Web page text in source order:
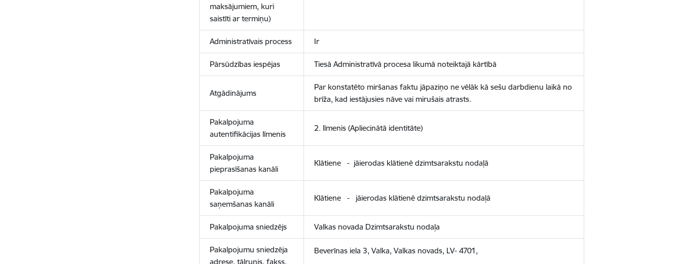
maksājumiem, kuri
saistīti ar termiņu)
Administratīvais process Ir
Pārsūdzības iespējas Tiesā Administratīvā procesa likumā noteiktajā kārtībā
Atgādinājums
Par konstatēto miršanas faktu jāpaziņo ne vēlāk kā sešu darbdienu laikā no
brīža, kad iestājusies nāve vai mirušais atrasts.
Pakalpojuma
autentifikācijas līmenis
2. līmenis (Apliecinātā identitāte)
Pakalpojuma
pieprasīšanas kanāli
Klātiene - jāierodas klātienē dzimtsarakstu nodaļā
Pakalpojuma
saņemšanas kanāli
Klātiene - jāierodas klātienē dzimtsarakstu nodaļā
Pakalpojuma sniedzējs Valkas novada Dzimtsarakstu nodaļa
Pakalpojumu sniedzēja
adrese, tālrunis, fakss,
Beverīnas iela 3, Valka, Valkas novads, LV- 4701,